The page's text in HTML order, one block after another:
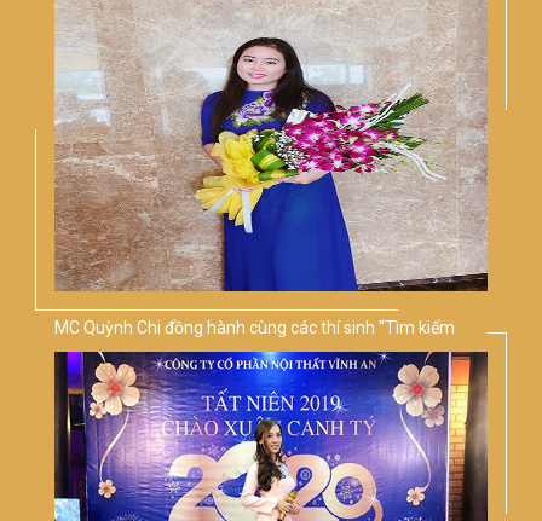
MC Quỳnh Chi đồng hành cùng các thí sinh “Tìm kiếm
Tài năng Giọng ca Vàng Bolero Việt Nam 2020”